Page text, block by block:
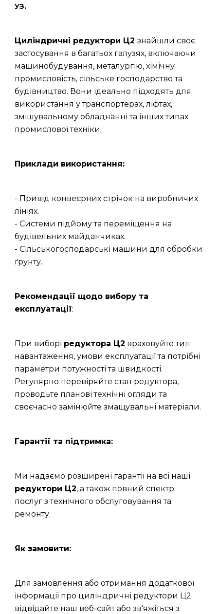
УЗ.
Циліндричні редуктори Ц2 знайшли своє
застосування в багатьох галузях, включаючи
машинобудування, металургію, хімічну
промисловість, сільське господарство та
будівництво. Вони ідеально підходять для
використання у транспортерах, ліфтах,
змішувальному обладнанні та інших типах
промислової техніки.
Приклади використання:
- Привід конвеєрних стрічок на виробничих
лініях.
- Системи підйому та переміщення на
будівельних майданчиках.
- Сільськогосподарські машини для обробки
ґрунту.
Рекомендації щодо вибору та
експлуатації:
При виборі редуктора Ц2 враховуйте тип
навантаження, умови експлуатації та потрібні
параметри потужності та швидкості.
Регулярно перевіряйте стан редуктора,
проводьте планові технічні огляди та
своєчасно замінюйте змащувальні матеріали.
Гарантії та підтримка:
Ми надаємо розширені гарантії на всі наші
редуктори Ц2, а також повний спектр
послуг з технічного обслуговування та
ремонту.
Як замовити:
Для замовлення або отримання додаткової
інформації про циліндричні редуктори Ц2
відвідайте наш веб-сайт або зв'яжіться з